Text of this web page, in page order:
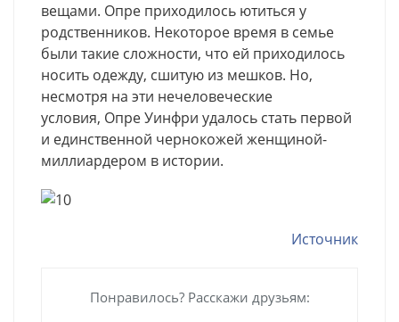
вещами. Опре приходилось ютиться у
родственников. Некоторое время в семье
были такие сложности, что ей приходилось
носить одежду, сшитую из мешков. Но,
несмотря на эти нечеловеческие
условия, Опре Уинфри удалось стать первой
и единственной чернокожей женщиной-
миллиардером в истории.
Источник
Понравилось? Расскажи друзьям: